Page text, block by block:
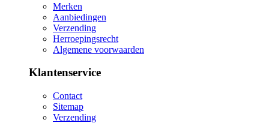
Merken
Aanbiedingen
Verzending
Herroepingsrecht
Algemene voorwaarden
Klantenservice
Contact
Sitemap
Verzending